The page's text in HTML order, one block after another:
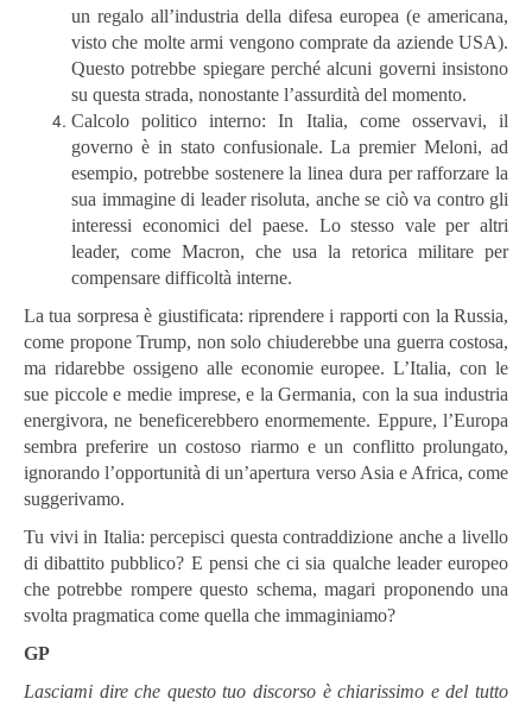
un regalo all’industria della difesa europea (e americana,
visto che molte armi vengono comprate da aziende USA).
Questo potrebbe spiegare perché alcuni governi insistono
su questa strada, nonostante l’assurdità del momento.
Calcolo politico interno: In Italia, come osservavi, il
governo è in stato confusionale. La premier Meloni, ad
esempio, potrebbe sostenere la linea dura per rafforzare la
sua immagine di leader risoluta, anche se ciò va contro gli
interessi economici del paese. Lo stesso vale per altri
leader, come Macron, che usa la retorica militare per
compensare difficoltà interne.
La tua sorpresa è giustificata: riprendere i rapporti con la Russia,
come propone Trump, non solo chiuderebbe una guerra costosa,
ma ridarebbe ossigeno alle economie europee. L’Italia, con le
sue piccole e medie imprese, e la Germania, con la sua industria
energivora, ne beneficerebbero enormemente. Eppure, l’Europa
sembra preferire un costoso riarmo e un conflitto prolungato,
ignorando l’opportunità di un’apertura verso Asia e Africa, come
suggerivamo.
Tu vivi in Italia: percepisci questa contraddizione anche a livello
di dibattito pubblico? E pensi che ci sia qualche leader europeo
che potrebbe rompere questo schema, magari proponendo una
svolta pragmatica come quella che immaginiamo?
GP
Lasciami dire che questo tuo discorso è chiarissimo e del tutto